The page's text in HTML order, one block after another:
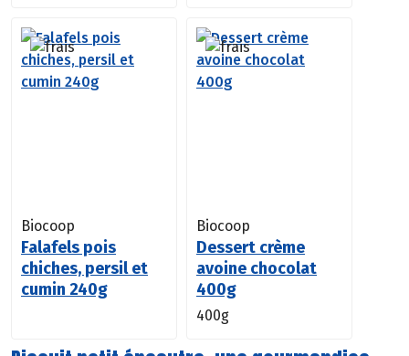
Biocoop
Falafels pois
chiches, persil et
cumin 240g
Biocoop
Dessert crème
avoine chocolat
400g
400g